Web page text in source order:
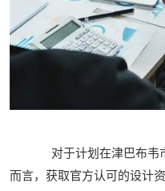
对于计划在津巴布韦
而言，获取官方认可的设计